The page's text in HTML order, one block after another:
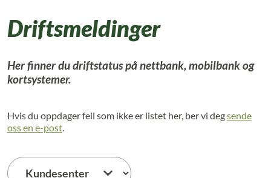
Driftsmeldinger
Her finner du driftstatus på nettbank, mobilbank og
kortsystemer.
Hvis du oppdager feil som ikke er listet her, ber vi degsende
oss en e-post.